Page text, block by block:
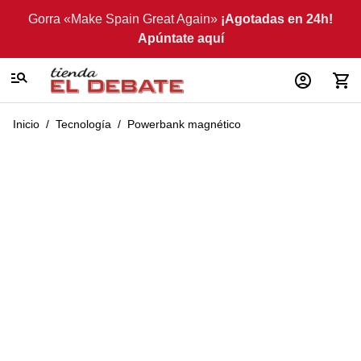
Gorra «Make Spain Great Again» ¡Agotadas en 24h!
Apúntate aquí
Inicio / Tecnología / Powerbank magnético